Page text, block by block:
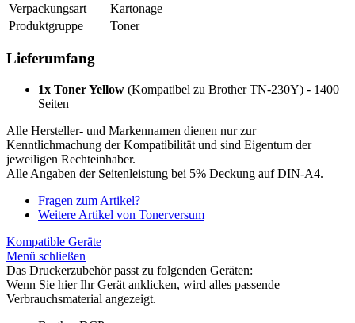
Verpackungsart
Kartonage
Produktgruppe
Toner
Lieferumfang
1x Toner Yellow (Kompatibel zu Brother TN-230Y) - 1400
Seiten
Alle Hersteller- und Markennamen dienen nur zur
Kenntlichmachung der Kompatibilität und sind Eigentum der
jeweiligen Rechteinhaber.
Alle Angaben der Seitenleistung bei 5% Deckung auf DIN-A4.
Fragen zum Artikel?
Weitere Artikel von Tonerversum
Kompatible Geräte
Menü schließen
Das Druckerzubehör passt zu folgenden Geräten:
Wenn Sie hier Ihr Gerät anklicken, wird alles passende
Verbrauchsmaterial angezeigt.